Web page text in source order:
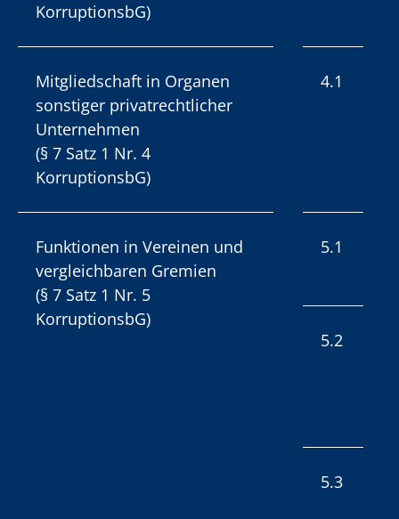
KorruptionsbG)
Mitgliedschaft in Organen
sonstiger privatrechtlicher
Unternehmen
(§ 7 Satz 1 Nr. 4
KorruptionsbG)
4.1
Funktionen in Vereinen und
vergleichbaren Gremien
(§ 7 Satz 1 Nr. 5
KorruptionsbG)
5.1
5.2
5.3